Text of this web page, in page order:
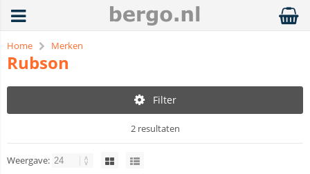
Home Merken
Rubson
Filter
2 resultaten
Weergave: